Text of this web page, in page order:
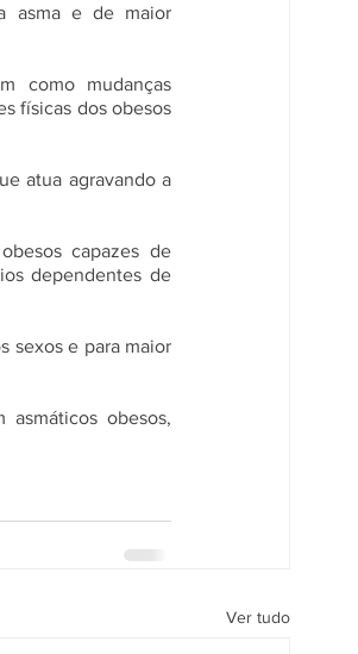
asma e de maior
como mudanças
físicas dos obesos
atua agravando a
capazes de
dependentes de
sexos e para maior
obesos,
Ver tudo